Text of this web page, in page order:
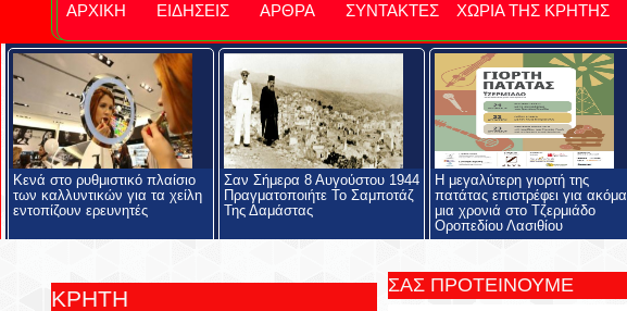
ΑΡΧΙΚΗ ΕΙΔΗΣΕΙΣ ΑΡΘΡΑ ΣΥΝΤΑΚΤΕΣ ΧΩΡΙΑ ΤΗΣ ΚΡΗΤΗΣ
Κενά στο ρυθμιστικό πλαίσιο
των καλλυντικών για τα χείλη
εντοπίζουν ερευνητές
Σαν Σήμερα 8 Αυγούστου 1944
Πραγματοποιήτε Το Σαμποτάζ
Της Δαμάστας
Η μεγαλύτερη γιορτή της
πατάτας επιστρέφει για ακόμα
μια χρονιά στο Τζερμιάδο
Οροπεδίου Λασιθίου
ΚΡΗΤΗ
ΣΑΣ ΠΡΟΤΕΙΝΟΥΜΕ